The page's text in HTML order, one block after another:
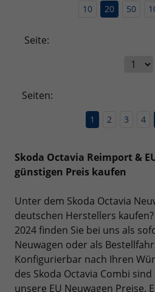
10 20 50
Seite:
Seiten:
1 2 3 4
Skoda Octavia Reimport &
günstigen Preis kaufen
Unter dem Skoda Octavia
deutschen Herstellers
2024 finden Sie bei uns als
Neuwagen oder als
Konfigurierbar nach Ihren
des Skoda Octavia Combi
unsere EU Neuwagen Preise.